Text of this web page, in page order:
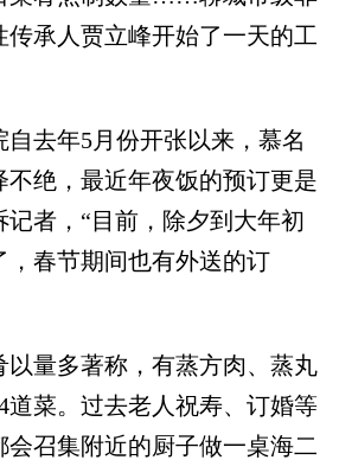
传承人贾立峰开始了一天的工
去年5月份开张以来，慕名
不绝，最近年夜饭的预订更是
记者，“目前，除夕到大年初
，春节期间也有外送的订
量多著称，有蒸方肉、蒸丸
道菜。过去老人祝寿、订婚等
会召集附近的厨子做一桌海二